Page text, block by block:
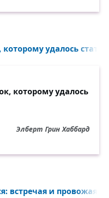
удалось стать
которому удалось
Элберт Грин Хаббард
встречая и провожая...